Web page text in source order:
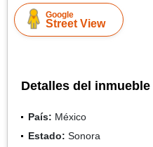
Google
Street View
Detalles del inmueble
País: México
Estado: Sonora